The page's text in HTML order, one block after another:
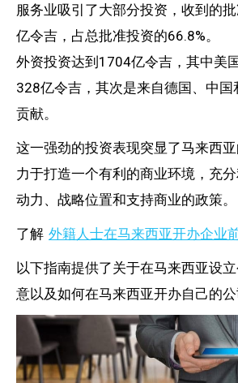
服务业吸引了大部分投资，收到的
亿令吉，占总批准投资的66.8%。
外资投资达到1704亿令吉，其中美
328亿令吉，其次是来自德国、中国
贡献。
这一强劲的投资表现突显了马来西
力于打造一个有利的商业环境，充
动力、战略位置和支持商业的政策。
了解 外籍人士在马来西亚开办企业
以下指南提供了关于在马来西亚设
意以及如何在马来西亚开办自己的公